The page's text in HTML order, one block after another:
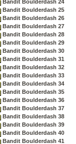
Bandit Boulderdash 24
Bandit Boulderdash 25
Bandit Boulderdash 26
Bandit Boulderdash 27
Bandit Boulderdash 28
Bandit Boulderdash 29
Bandit Boulderdash 30
Bandit Boulderdash 31
Bandit Boulderdash 32
Bandit Boulderdash 33
Bandit Boulderdash 34
Bandit Boulderdash 35
Bandit Boulderdash 36
Bandit Boulderdash 37
Bandit Boulderdash 38
Bandit Boulderdash 39
Bandit Boulderdash 40
Bandit Boulderdash 41